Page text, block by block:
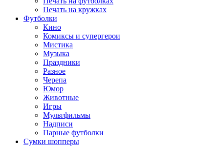
Печать на кружках
Футболки
Кино
Комиксы и супергерои
Мистика
Музыка
Праздники
Разное
Черепа
Юмор
Животные
Игры
Мультфильмы
Надписи
Парные футболки
Сумки шопперы